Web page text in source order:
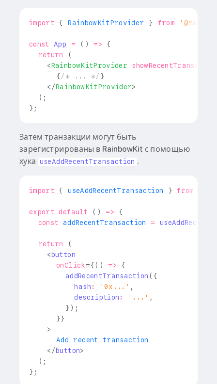
import { RainbowKitProvider } from
const App = ( ) =>
{
return
(
<RainbowKitProvider
{ /* ... */ }
</RainbowKitProvider>
) ;
} ;
Затем транзакции могут быть
зарегистрированы в RainbowKit с помощью
хука useAddRecentTransaction .
import { useAddRecentTransaction } from
export default ( ) =>
{
const addRecentTransaction =
return
(
< button
onClick={ ( ) =>
{
addRecentTransaction ( {
          hash
: '0x...' ,
          description
: '...' ,
} ) ;
}}
>
      Add recent transaction
</ button>
) ;
} ;